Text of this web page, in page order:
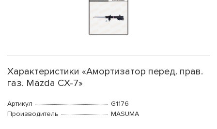
Характеристики «Амортизатор перед. прав.
газ. Mazda CX-7»
Артикул
G1176
Производитель
MASUMA